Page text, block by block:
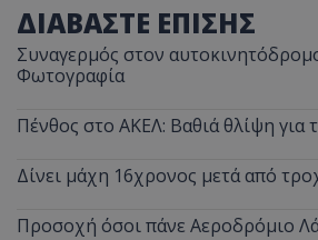
ΔΙΑΒΑΣΤΕ ΕΠΙΣΗΣ
Συναγερμός στον
Φωτογραφία
Πένθος στο ΑΚΕΛ: Βαθιά θλίψη
Δίνει μάχη 16χρονος μετά από
Προσοχή όσοι πάνε Αεροδρόμιο